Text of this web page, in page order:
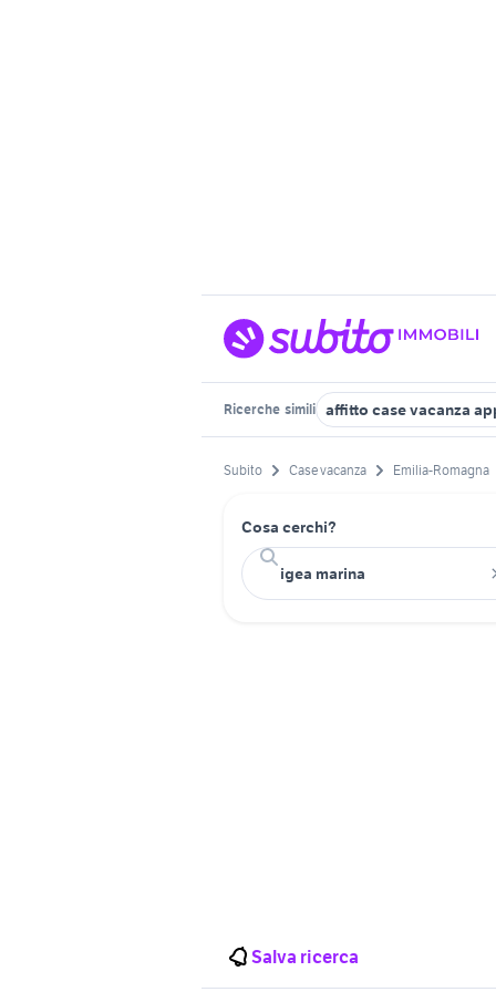
Ricerche simili affitto case vacanza
Subito Case vacanza Emilia-Romagna
Cosa cerchi?
Salva ricerca